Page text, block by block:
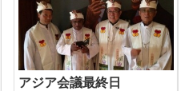
アジア会議最終日